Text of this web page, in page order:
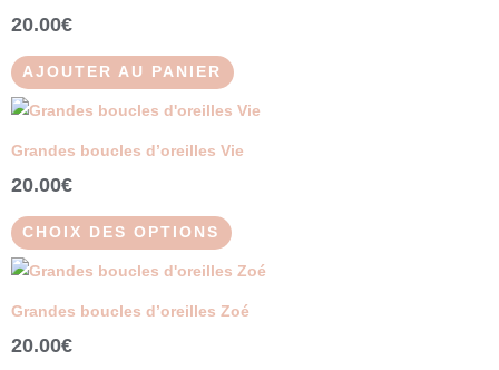
20.00€
AJOUTER AU PANIER
Grandes boucles d’oreilles Vie
20.00€
CHOIX DES OPTIONS
Ce
variations.
options
peuvent
Grandes boucles d’oreilles Zoé
20.00€